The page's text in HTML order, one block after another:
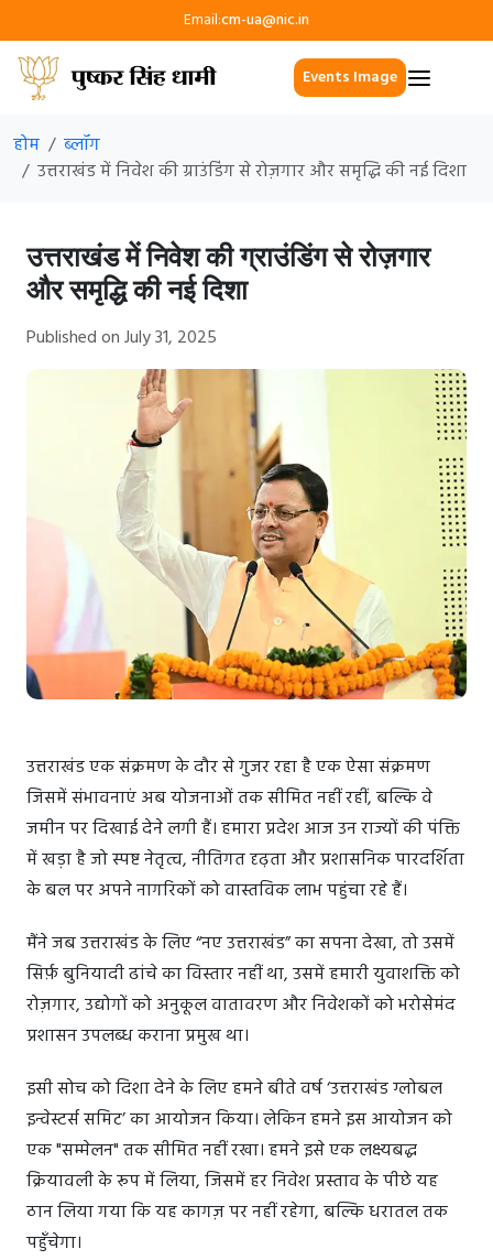
Email:cm-ua@nic.in
Events Image
होम
ब्लॉग
उत्तराखंड में निवेश की ग्राउंडिंग से रोज़गार और समृद्धि की नई दिशा
उत्तराखंड में निवेश की ग्राउंडिंग से रोज़गार
और समृद्धि की नई दिशा
Published on July 31, 2025
उत्तराखंड एक संक्रमण के दौर से गुजर रहा है एक ऐसा संक्रमण
जिसमें संभावनाएं अब योजनाओं तक सीमित नहीं रहीं, बल्कि वे
जमीन पर दिखाई देने लगी हैं। हमारा प्रदेश आज उन राज्यों की पंक्ति
में खड़ा है जो स्पष्ट नेतृत्व, नीतिगत दृढ़ता और प्रशासनिक पारदर्शिता
के बल पर अपने नागरिकों को वास्तविक लाभ पहुंचा रहे हैं।
मैंने जब उत्तराखंड के लिए “नए उत्तराखंड” का सपना देखा, तो उसमें
सिर्फ़ बुनियादी ढांचे का विस्तार नहीं था, उसमें हमारी युवाशक्ति को
रोज़गार, उद्योगों को अनुकूल वातावरण और निवेशकों को भरोसेमंद
प्रशासन उपलब्ध कराना प्रमुख था।
इसी सोच को दिशा देने के लिए हमने बीते वर्ष ‘उत्तराखंड ग्लोबल
इन्वेस्टर्स समिट’ का आयोजन किया। लेकिन हमने इस आयोजन को
एक "सम्मेलन" तक सीमित नहीं रखा। हमने इसे एक लक्ष्यबद्ध
क्रियावली के रूप में लिया, जिसमें हर निवेश प्रस्ताव के पीछे यह
ठान लिया गया कि यह कागज़ पर नहीं रहेगा, बल्कि धरातल तक
पहुँचेगा।